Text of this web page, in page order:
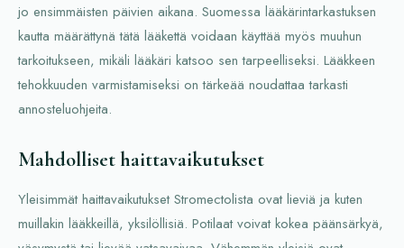
jo ensimmäisten päivien aikana. Suomessa lääkärintarkastuksen
kautta määrättynä tätä lääkettä voidaan käyttää myös muuhun
tarkoitukseen, mikäli lääkäri katsoo sen tarpeelliseksi. Lääkkeen
tehokkuuden varmistamiseksi on tärkeää noudattaa tarkasti
annosteluohjeita.
Mahdolliset haittavaikutukset
Yleisimmät haittavaikutukset Stromectolista ovat lieviä ja kuten
muillakin lääkkeillä, yksilöllisiä. Potilaat voivat kokea päänsärkyä,